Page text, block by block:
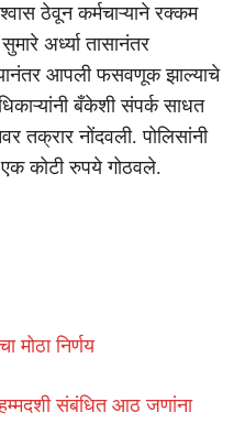
ठेवून कर्मचाऱ्याने रक्कम
अर्ध्या तासानंतर
आपली फसवणूक झाल्याचे
बँकेशी संपर्क साधत
तक्रार नोंदवली. पोलिसांनी
कोटी रुपये गोठवले.
मोठा निर्णय
संबंधित आठ जणांना